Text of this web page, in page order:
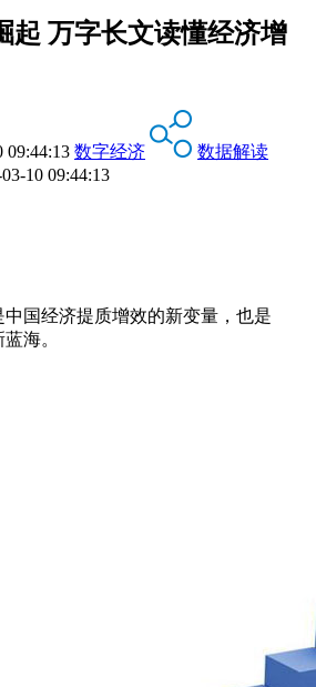
起 万字长文读懂经济增
09:44:13 数字经济
数据解读
10 09:44:13
国经济提质增效的新变量，也是
海。